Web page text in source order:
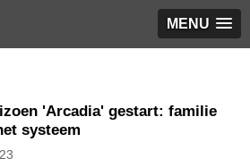
MENU
'Arcadia' gestart: familie
systeem